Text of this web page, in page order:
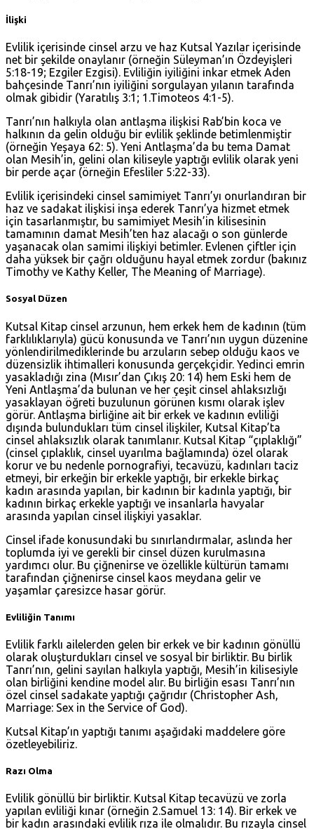
İlişki
Evlilik içerisinde cinsel arzu ve haz Kutsal Yazılar içerisinde
net bir şekilde onaylanır (örneğin Süleyman’ın Özdeyişleri
5:18-19; Ezgiler Ezgisi). Evliliğin iyiliğini inkar etmek Aden
bahçesinde Tanrı’nın iyiliğini sorgulayan yılanın tarafında
olmak gibidir (Yaratılış 3:1 ; 1.Timoteos 4:1-5).
Tanrı’nın halkıyla olan antlaşma ilişkisi Rab’bin koca ve
halkının da gelin olduğu bir evlilik şeklinde betimlenmiştir
(örneğin Yeşaya 62: 5). Yeni Antlaşma’da bu tema Damat
olan Mesih’in, gelini olan kiliseyle yaptığı evlilik olarak yeni
bir perde açar (örneğin Efesliler 5:22-33).
Evlilik içerisindeki cinsel samimiyet Tanrı’yı onurlandıran bir
haz ve sadakat ilişkisi inşa ederek Tanrı’ya hizmet etmek
için tasarlanmıştır, bu samimiyet Mesih’in kilisesinin
tamamının damat Mesih’ten haz alacağı o son günlerde
yaşanacak olan samimi ilişkiyi betimler. Evlenen çiftler için
daha yüksek bir çağrı olduğunu hayal etmek zordur (bakınız
Timothy ve Kathy Keller, The Meaning of Marriage).
Sosyal Düzen
Kutsal Kitap cinsel arzunun, hem erkek hem de kadının (tüm
farklılıklarıyla) gücü konusunda ve Tanrı’nın uygun düzenine
yönlendirilmediklerinde bu arzuların sebep olduğu kaos ve
düzensizlik ihtimalleri konusunda gerçekçidir. Yedinci emrin
yasakladığı zina (Mısır’dan Çıkış 20: 14) hem Eski hem de
Yeni Antlaşma’da bulunan ve her çeşit cinsel ahlaksızlığı
yasaklayan öğreti buzulunun görünen kısmı olarak işlev
görür. Antlaşma birliğine ait bir erkek ve kadının evliliği
dışında bulundukları tüm cinsel ilişkiler, Kutsal Kitap’ta
cinsel ahlaksızlık olarak tanımlanır. Kutsal Kitap “çıplaklığı”
(cinsel çıplaklık, cinsel uyarılma bağlamında) özel olarak
korur ve bu nedenle pornografiyi, tecavüzü, kadınları taciz
etmeyi, bir erkeğin bir erkekle yaptığı, bir erkekle birkaç
kadın arasında yapılan, bir kadının bir kadınla yaptığı, bir
kadının birkaç erkekle yaptığı ve insanlarla havyalar
arasında yapılan cinsel ilişkiyi yasaklar.
Cinsel ifade konusundaki bu sınırlandırmalar, aslında her
toplumda iyi ve gerekli bir cinsel düzen kurulmasına
yardımcı olur. Bu çiğnenirse ve özellikle kültürün tamamı
tarafından çiğnenirse cinsel kaos meydana gelir ve
yaşamlar çaresizce hasar görür.
Evliliğin Tanımı
Evlilik farklı ailelerden gelen bir erkek ve bir kadının gönüllü
olarak oluşturdukları cinsel ve sosyal bir birliktir. Bu birlik
Tanrı’nın, gelini sayılan halkıyla yaptığı, Mesih’in kilisesiyle
olan birliğini kendine model alır. Bu birliğin esası Tanrı’nın
özel cinsel sadakate yaptığı çağrıdır (Christopher Ash,
Marriage: Sex in the Service of God).
Kutsal Kitap’ın yaptığı tanımı aşağıdaki maddelere göre
özetleyebiliriz.
Razı Olma
Evlilik gönüllü bir birliktir. Kutsal Kitap tecavüzü ve zorla
yapılan evliliği kınar (örneğin 2.Samuel 13: 14). Bir erkek ve
bir kadın arasındaki evlilik rıza ile olmalıdır. Bu rızayla cinsel